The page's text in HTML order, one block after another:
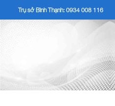
Trụ sở Bình Thạnh: 0934 008 116